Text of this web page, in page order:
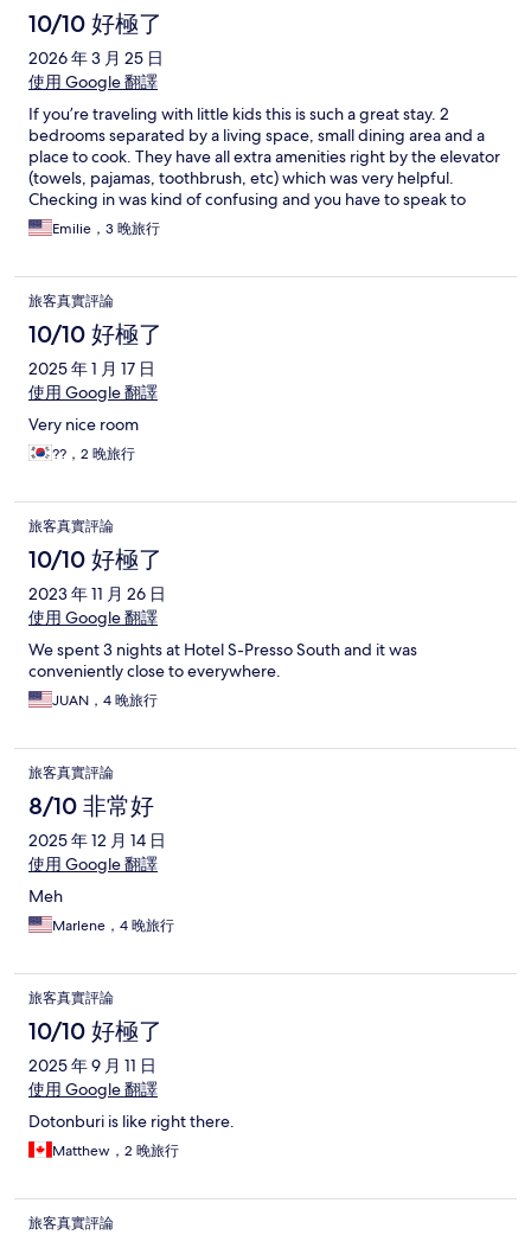
10/10 好極了
2026 年 3 月 25 日
使用 Google 翻譯
If you’re traveling with little kids this is such a great stay. 2
bedrooms separated by a living space, small dining area and a
place to cook. They have all extra amenities right by the elevator
(towels, pajamas, toothbrush, etc) which was very helpful.
Checking in was kind of confusing and you have to speak to
someone over a tv but once that was all figured out it was great.
The only thing I would like is a trash service or place to dump
Other than that I would absolutely stay here again!
Emilie，3 晚旅行
旅客真實評論
10/10 好極了
2025 年 1 月 17 日
使用 Google 翻譯
Very nice room
??，2 晚旅行
旅客真實評論
10/10 好極了
2023 年 11 月 26 日
使用 Google 翻譯
We spent 3 nights at Hotel S-Presso South and it was
conveniently close to everywhere.
JUAN，4 晚旅行
旅客真實評論
8/10 非常好
2025 年 12 月 14 日
使用 Google 翻譯
Meh
Marlene，4 晚旅行
旅客真實評論
10/10 好極了
2025 年 9 月 11 日
使用 Google 翻譯
Dotonburi is like right there.
Matthew，2 晚旅行
旅客真實評論